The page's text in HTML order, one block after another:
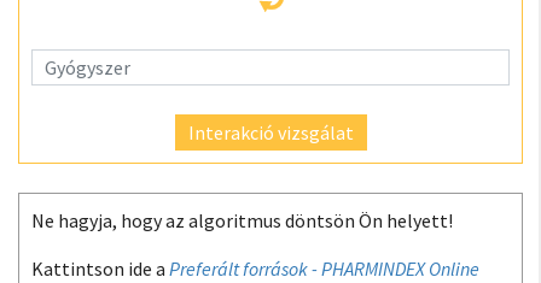
Interakció vizsgálat
Ne hagyja, hogy az algoritmus döntsön Ön helyett!
Kattintson ide a Preferált források - PHARMINDEX Online